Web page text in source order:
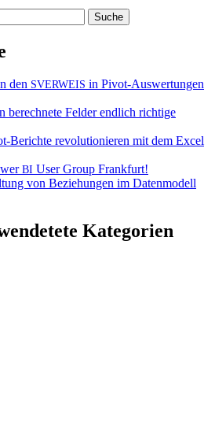
den SVERWEIS in Pivot-Auswertungen
berechnete Felder endlich richtige
Berichte revolutionieren mit dem Excel
BI User Group Frankfurt!
von Beziehungen im Datenmodell
Kategorien